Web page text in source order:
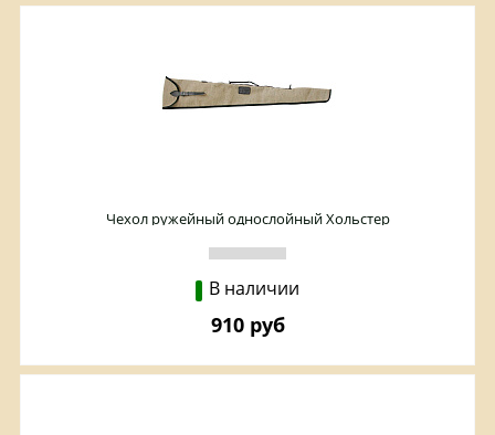
Чехол ружейный однослойный Хольстер
В наличии
910 руб